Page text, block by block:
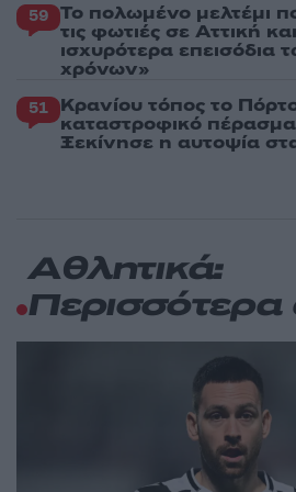
59 Το πολωμένο μελτέμι
τις φωτιές σε Αττική
ισχυρότερα επεισόδια
χρόνων»
51 Κρανίου τόπος το
καταστροφικό
Ξεκίνησε η αυτοψία
Αθλητικά: